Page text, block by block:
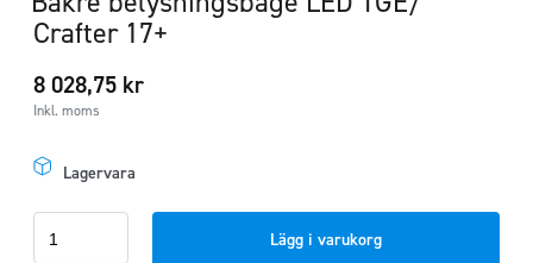
Crafter 17+
8 028,75 kr
Inkl. moms
Lagervara
Lägg i varukorg